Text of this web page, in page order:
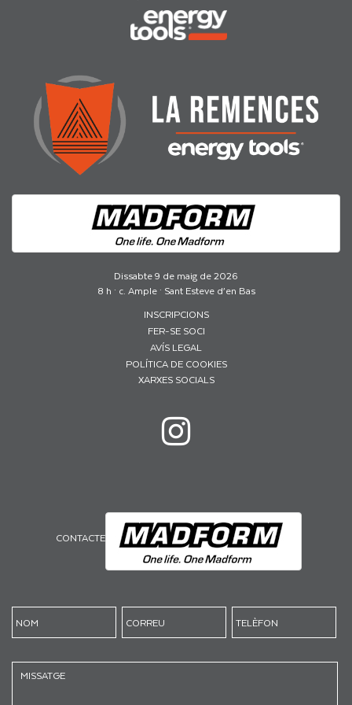
Dissabte 9 de maig de 2026
8 h · c. Ample · Sant Esteve d’en Bas
INSCRIPCIONS
FER-SE SOCI
AVÍS LEGAL
POLÍTICA DE COOKIES
XARXES SOCIALS
CONTACTE